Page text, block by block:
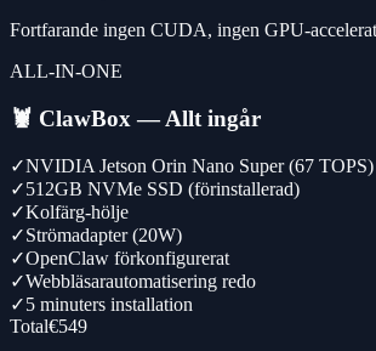
Fortfarande ingen CUDA, ingen GPU-
ALL-IN-ONE
🦞 ClawBox — Allt ingår
✓NVIDIA Jetson Orin Nano Super (67 TOPS)
✓512GB NVMe SSD (förinstallerad)
✓Kolfärg-hölje
✓Strömadapter (20W)
✓OpenClaw förkonfigurerat
✓Webbläsarautomatisering redo
✓5 minuters installation
Total€549